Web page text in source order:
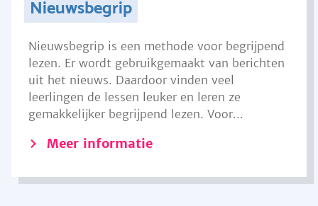
Nieuwsbegrip
Nieuwsbegrip is een methode voor begrijpend
lezen. Er wordt gebruikgemaakt van berichten
uit het nieuws. Daardoor vinden veel
leerlingen de lessen leuker en leren ze
gemakkelijker begrijpend lezen. Voor...
Meer informatie